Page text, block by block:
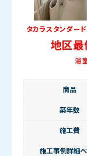
タカラスタンダー
地区最
浴
商品
築年数
施工費
施工事例詳細